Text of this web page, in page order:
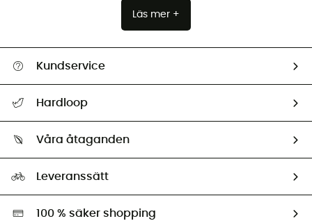
Läs mer +
Kundservice
Retur & återbetalning
Hardloop
Ambassadörer
Våra åtaganden
Miljöanpassat urval
Leveranssätt
100 % säker shopping